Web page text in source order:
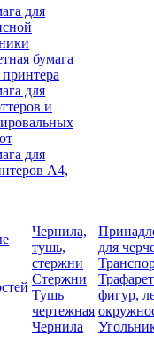
для
бумага
принтера
для
и
для
А4,
Чернила,
тушь,
стержни
Стержни
Тушь
чертежная
Чернила
для
фигур,